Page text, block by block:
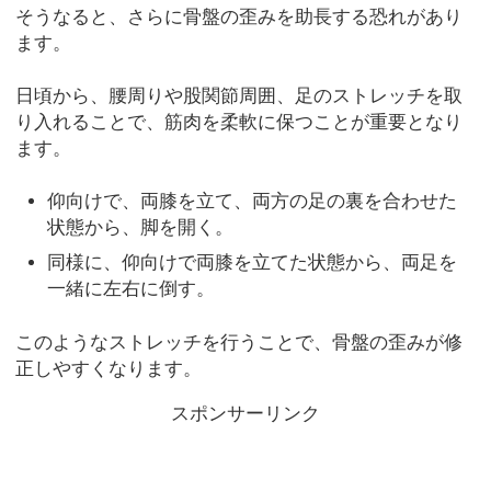
そうなると、さらに骨盤の歪みを助長する恐れがあり
ます。
日頃から、腰周りや股関節周囲、足のストレッチを取
り入れることで、筋肉を柔軟に保つことが重要となり
ます。
仰向けで、両膝を立て、両方の足の裏を合わせた
状態から、脚を開く。
同様に、仰向けで両膝を立てた状態から、両足を
一緒に左右に倒す。
このようなストレッチを行うことで、骨盤の歪みが修
正しやすくなります。
スポンサーリンク